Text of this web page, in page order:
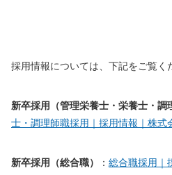
採用情報については、下記をご覧く
新卒採用（管理栄養士・栄養士・調
士・調理師職採用｜採用情報｜株
新卒採用（総合職） ： 総合職採用｜